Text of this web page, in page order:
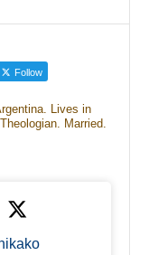
Follow
Lives in
Married.